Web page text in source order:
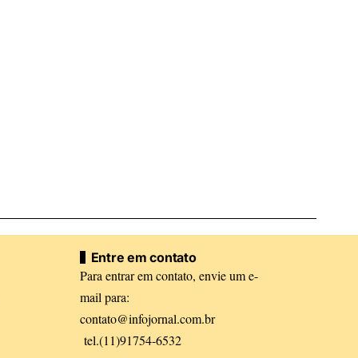
Entre em contato
Para entrar em contato, envie um e-
mail para:
contato@infojornal.com.br
tel.(11)91754-6532